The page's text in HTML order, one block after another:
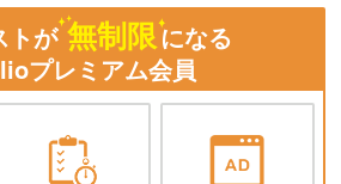
トが 無制限になる
プレミアム会員